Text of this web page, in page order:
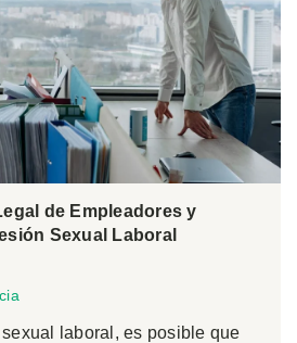
de Empleadores y
Sexual Laboral
laboral, es posible que